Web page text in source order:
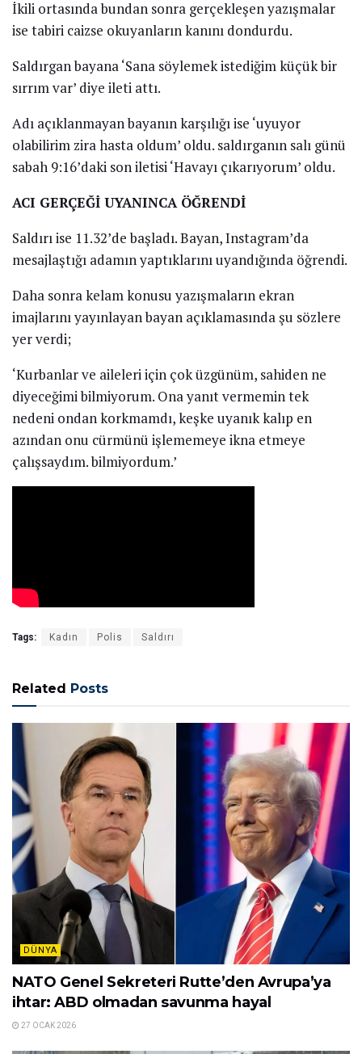
İkili ortasında bundan sonra gerçekleşen yazışmalar
ise tabiri caizse okuyanların kanını dondurdu.
Saldırgan bayana ‘Sana söylemek istediğim küçük bir
sırrım var’ diye ileti attı.
Adı açıklanmayan bayanın karşılığı ise ‘uyuyor
olabilirim zira hasta oldum’ oldu. saldırganın salı günü
sabah 9:16’daki son iletisi ‘Havayı çıkarıyorum’ oldu.
ACI GERÇEĞİ UYANINCA ÖĞRENDİ
Saldırı ise 11.32’de başladı. Bayan, Instagram’da
mesajlaştığı adamın yaptıklarını uyandığında öğrendi.
Daha sonra kelam konusu yazışmaların ekran
imajlarını yayınlayan bayan açıklamasında şu sözlere
yer verdi;
‘Kurbanlar ve aileleri için çok üzgünüm, sahiden ne
diyeceğimi bilmiyorum. Ona yanıt vermemin tek
nedeni ondan korkmamdı, keşke uyanık kalıp en
azından onu cürmünü işlememeye ikna etmeye
çalışsaydım. bilmiyordum.’
Tags: Kadın Polis Saldırı
Related Posts
DÜNYA
NATO Genel Sekreteri Rutte’den Avrupa’ya
ihtar: ABD olmadan savunma hayal
27 OCAK 2026